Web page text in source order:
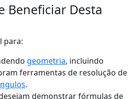
Beneficiar Desta
para:
geometria, incluindo
ferramentas de resolução de
.
demonstrar fórmulas de